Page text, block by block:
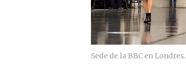
Sede de la BBC en Londres.